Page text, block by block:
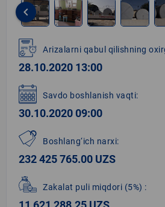
1
of
6
keyboard_arrow_left
Arizalarni qabul qilishning
28.10.2020 13:00
Savdo boshlanish vaqti:
30.10.2020 09:00
Boshlang‘ich narxi:
232 425 765.00 UZS
Zakalat puli miqdori (5%) :